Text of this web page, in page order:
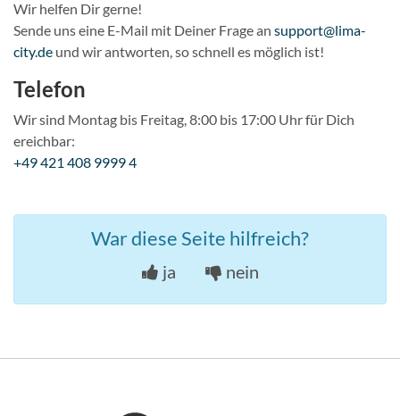
Wir helfen Dir gerne!
Sende uns eine E-Mail mit Deiner Frage an support@lima-
city.de und wir antworten, so schnell es möglich ist!
Telefon
Wir sind Montag bis Freitag, 8:00 bis 17:00 Uhr für Dich
ereichbar:
+49 421 408 9999 4
War diese Seite hilfreich?
ja nein